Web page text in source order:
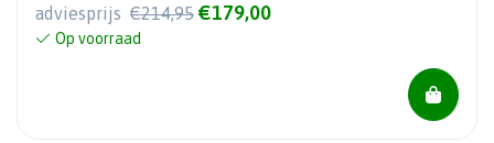
adviesprijs €214,95 €179,00
Op voorraad